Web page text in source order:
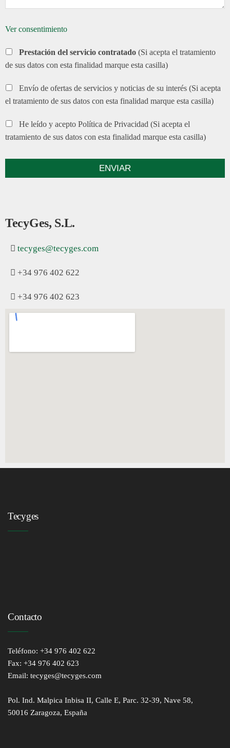
Ver consentimiento
Prestación del servicio contratado (Si acepta el tratamiento
de sus datos con esta finalidad marque esta casilla)
Envío de ofertas de servicios y noticias de su interés (Si acepta
el tratamiento de sus datos con esta finalidad marque esta casilla)
He leído y acepto Política de Privacidad (Si acepta el
tratamiento de sus datos con esta finalidad marque esta casilla)
TecyGes, S.L.
tecyges@tecyges.com
+34 976 402 622
+34 976 402 623
Tecyges
Contacto
Teléfono: +34 976 402 622
Fax: +34 976 402 623
Email: tecyges@tecyges.com
Pol. Ind. Malpica Inbisa II, Calle E, Parc. 32-39, Nave 58,
50016 Zaragoza, España